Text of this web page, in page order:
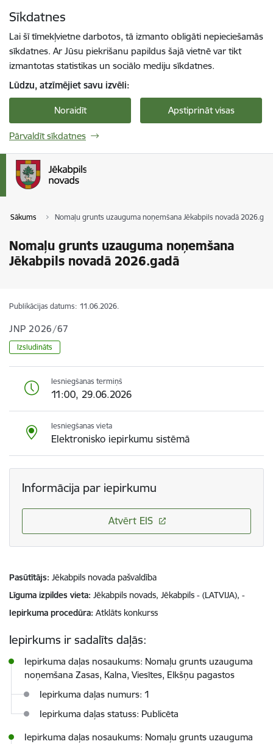
Sīkdatnes
Lai šī tīmekļvietne darbotos, tā izmanto obligāti nepieciešamās
sīkdatnes. Ar Jūsu piekrišanu papildus šajā vietnē var tikt
izmantotas statistikas un sociālo mediju sīkdatnes.
Lūdzu, atzīmējiet savu izvēli:
Noraidīt Apstiprināt visas
Pārvaldīt sīkdatnes
Sākums Nomaļu grunts uzauguma noņemšana Jēkabpils novadā
Nomaļu grunts uzauguma noņemšana
Jēkabpils novadā 2026.gadā
Publikācijas datums: 11.06.2026.
JNP 2026/67
Izsludināts
Iesniegšanas termiņš
11:00, 29.06.2026
Iesniegšanas vieta
Elektronisko iepirkumu sistēmā
Informācija par iepirkumu
Atvērt EIS
Pasūtītājs Jēkabpils novada pašvaldība
Līguma izpildes vieta Jēkabpils novads, Jēkabpils - (LATVIJA), -
Iepirkuma procedūra Atklāts konkurss
Iepirkums ir sadalīts daļās:
Iepirkuma daļas nosaukums: Nomaļu grunts uzauguma
noņemšana Zasas, Kalna, Viesītes, Elkšņu pagastos
Iepirkuma daļas numurs: 1
Iepirkuma daļas statuss: Publicēta
Iepirkuma daļas nosaukums: Nomaļu grunts uzauguma